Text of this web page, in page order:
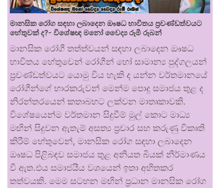
මානසික රෝග සඳහා ලබාදෙන ඖෂධ භාවිතය ප්‍රචණ්ඩත්වයට
හේතුවක් ද?- විශේෂඥ මනෝ වෛද්‍ය රූමි රූබන්
මානසික රෝගී තත්ත්වයන් සඳහා ලබාදෙන ඖෂධ
භාවිතය හේතුවෙන් රෝගීන් හෝ සාමාන්‍ය පුද්ගලයන්
ප්‍රචණ්ඩත්වයට යොමු විය හැකි ද යන්න වර්තමානයේ
රෝගීන්ගේ භාරකරුවන් මෙන්ම පොදු සමාජය තුළ ද
නිරන්තරයෙන් කතාබහට ලක්වන මාතෘකාවකි.
විශේෂයෙන්ම වර්තමාන සිදුවීම් මුල් කොට මාධ්‍ය
මඟින් සිදුවන ඇතැම් අසත්‍ය ප්‍රචාර සහ කරුණු විකෘති
කිරීම් හේතුවෙන්, මානසික රෝග සඳහා ලබාදෙන
ඖෂධ පිළිබඳව සමාජය තුළ අනියත බියක් නිර්මාණය
වී ඇත.එය සමාජයීය වශයෙන් ඉතා අහිතකර
තත්වයකි. මෙම සටහන මඟින් ප්‍රධාන මානසික රෝග